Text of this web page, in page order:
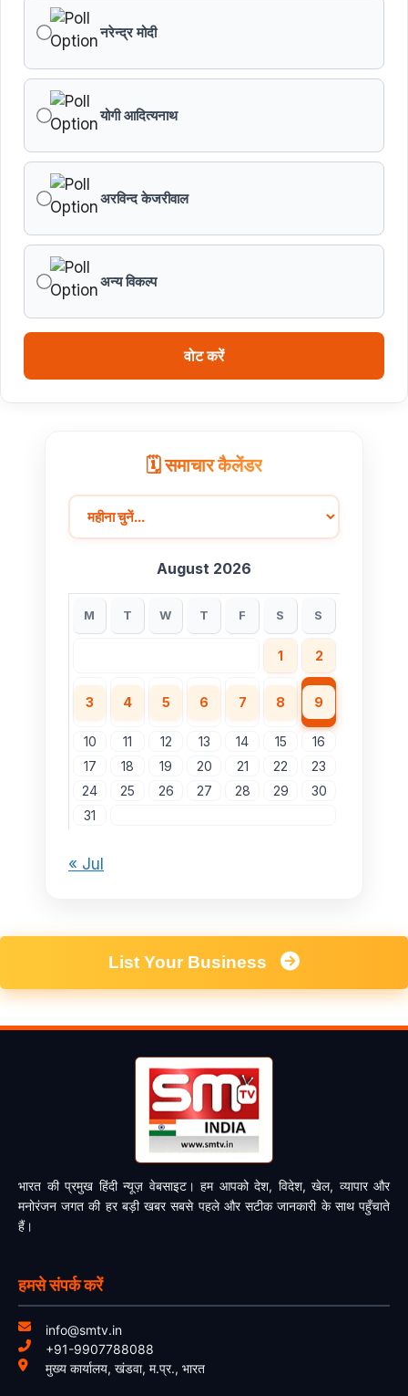
नरेन्द्र मोदी
योगी आदित्यनाथ
अरविन्द केजरीवाल
अन्य विकल्प
वोट करें
🗓️ समाचार कैलेंडर
August 2026
M T W T F S S
1 2
3 4 5 6 7 8 9
10 11 12 13 14 15
16
17
18 19 20 21 22
23
24
25 26 27 28 29
30
31
« Jul
List Your Business
भारत की प्रमुख हिंदी न्यूज़ वेबसाइट। हम आपको देश, विदेश, खेल, व्यापार और
मनोरंजन जगत की हर बड़ी खबर सबसे पहले और सटीक जानकारी के साथ पहुँचाते
हैं।
हमसे संपर्क करें
info@smtv.in
+91-9907788088
मुख्य कार्यालय, खंडवा, म.प्र., भारत